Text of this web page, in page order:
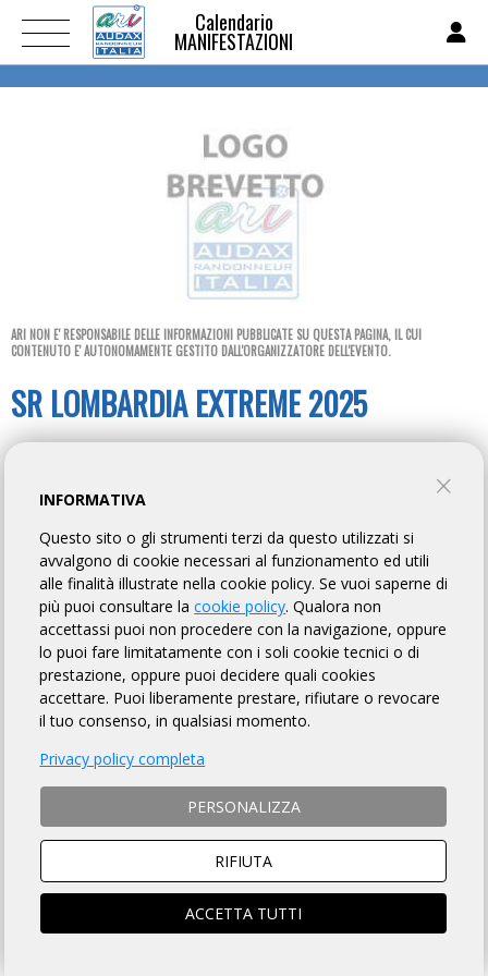
Calendario
MANIFESTAZIONI
ARI NON E' RESPONSABILE DELLE INFORMAZIONI PUBBLICATE SU QUESTA PAGINA, IL CUI
CONTENUTO E' AUTONOMAMENTE GESTITO DALL'ORGANIZZATORE DELL'EVENTO.
SR LOMBARDIA EXTREME 2025
INFORMAZIONI REGOLAMENTO
MAPPA
ISCRITTI
4
DISTANZA
600 km
DISLIVELLO
13000 metri
Somma Lombardo (VA)
INFORMATIVA
Questo sito o gli strumenti terzi da questo utilizzati si
avvalgono di cookie necessari al funzionamento ed utili
alle finalità illustrate nella cookie policy. Se vuoi saperne di
più puoi consultare lacookie policy. Qualora non
accettassi puoi non procedere con la navigazione, oppure
lo puoi fare limitatamente con i soli cookie tecnici o di
prestazione, oppure puoi decidere quali cookies
accettare. Puoi liberamente prestare, rifiutare o revocare
il tuo consenso, in qualsiasi momento.
Privacy policy completa
PERSONALIZZA
RIFIUTA
ACCETTA TUTTI